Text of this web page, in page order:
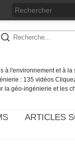
à l'environnement et à
: 135 vidéos
la géo-ingénierie et les
ARTICLES